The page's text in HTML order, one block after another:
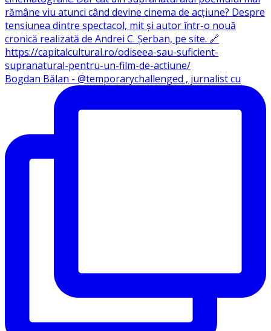
Bogdan Bălan - @temporarychallenged , jurnalist cu